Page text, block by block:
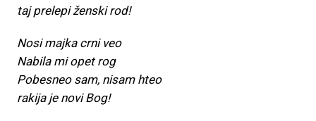
taj prelepi ženski rod!
Nosi majka crni veo
Nabila mi opet rog
Pobesneo sam, nisam hteo
rakija je novi Bog!